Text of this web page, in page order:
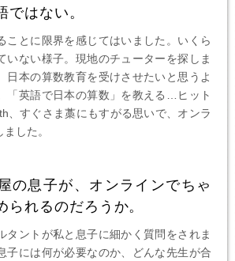
ではない。
ことに限界を感じてはいました。いくら
いない様子。現地のチューターを探しま
日本の算数教育を受けさせたいと思うよ
「英語で日本の算数」を教える…ヒット
、すぐさま藁にもすがる思いで、オンラ
した。
の息子が、オンラインでちゃ
られるのだろうか。
タントが私と息子に細かく質問をされま
子には何が必要なのか、どんな先生が合